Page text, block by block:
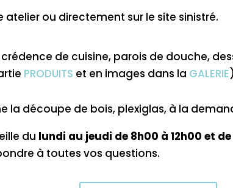
ou directement sur le site sinistré.
de cuisine, parois de douche,
PRODUITS et en images dans la GALERIE
la découpe de bois, plexiglas, à la
du lundi au jeudi de 8h00 à 12h00 et
à toutes vos questions.